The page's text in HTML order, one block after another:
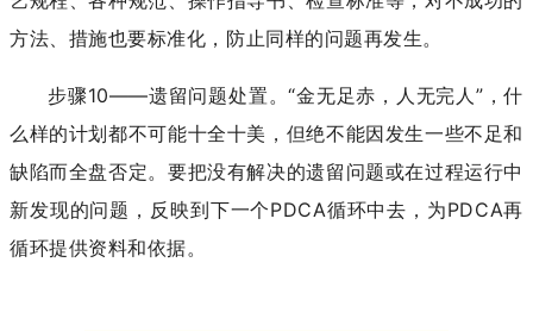
方法、措施也要标准化，防止同样的问题再发生。
步骤10——遗留问题处置。“金无足赤，人无完人”，什
么样的计划都不可能十全十美，但绝不能因发生一些不足和
缺陷而全盘否定。要把没有解决的遗留问题或在过程运行中
新发现的问题，反映到下一个PDCA循环中去，为PDCA再
循环提供资料和依据。